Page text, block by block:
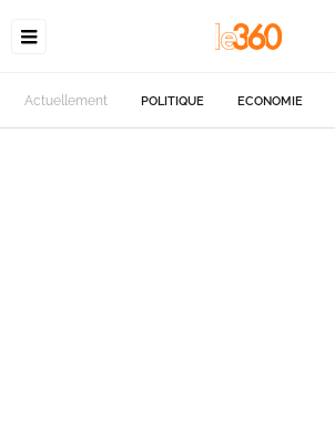
Actuellement POLITIQUE ECONOMIE